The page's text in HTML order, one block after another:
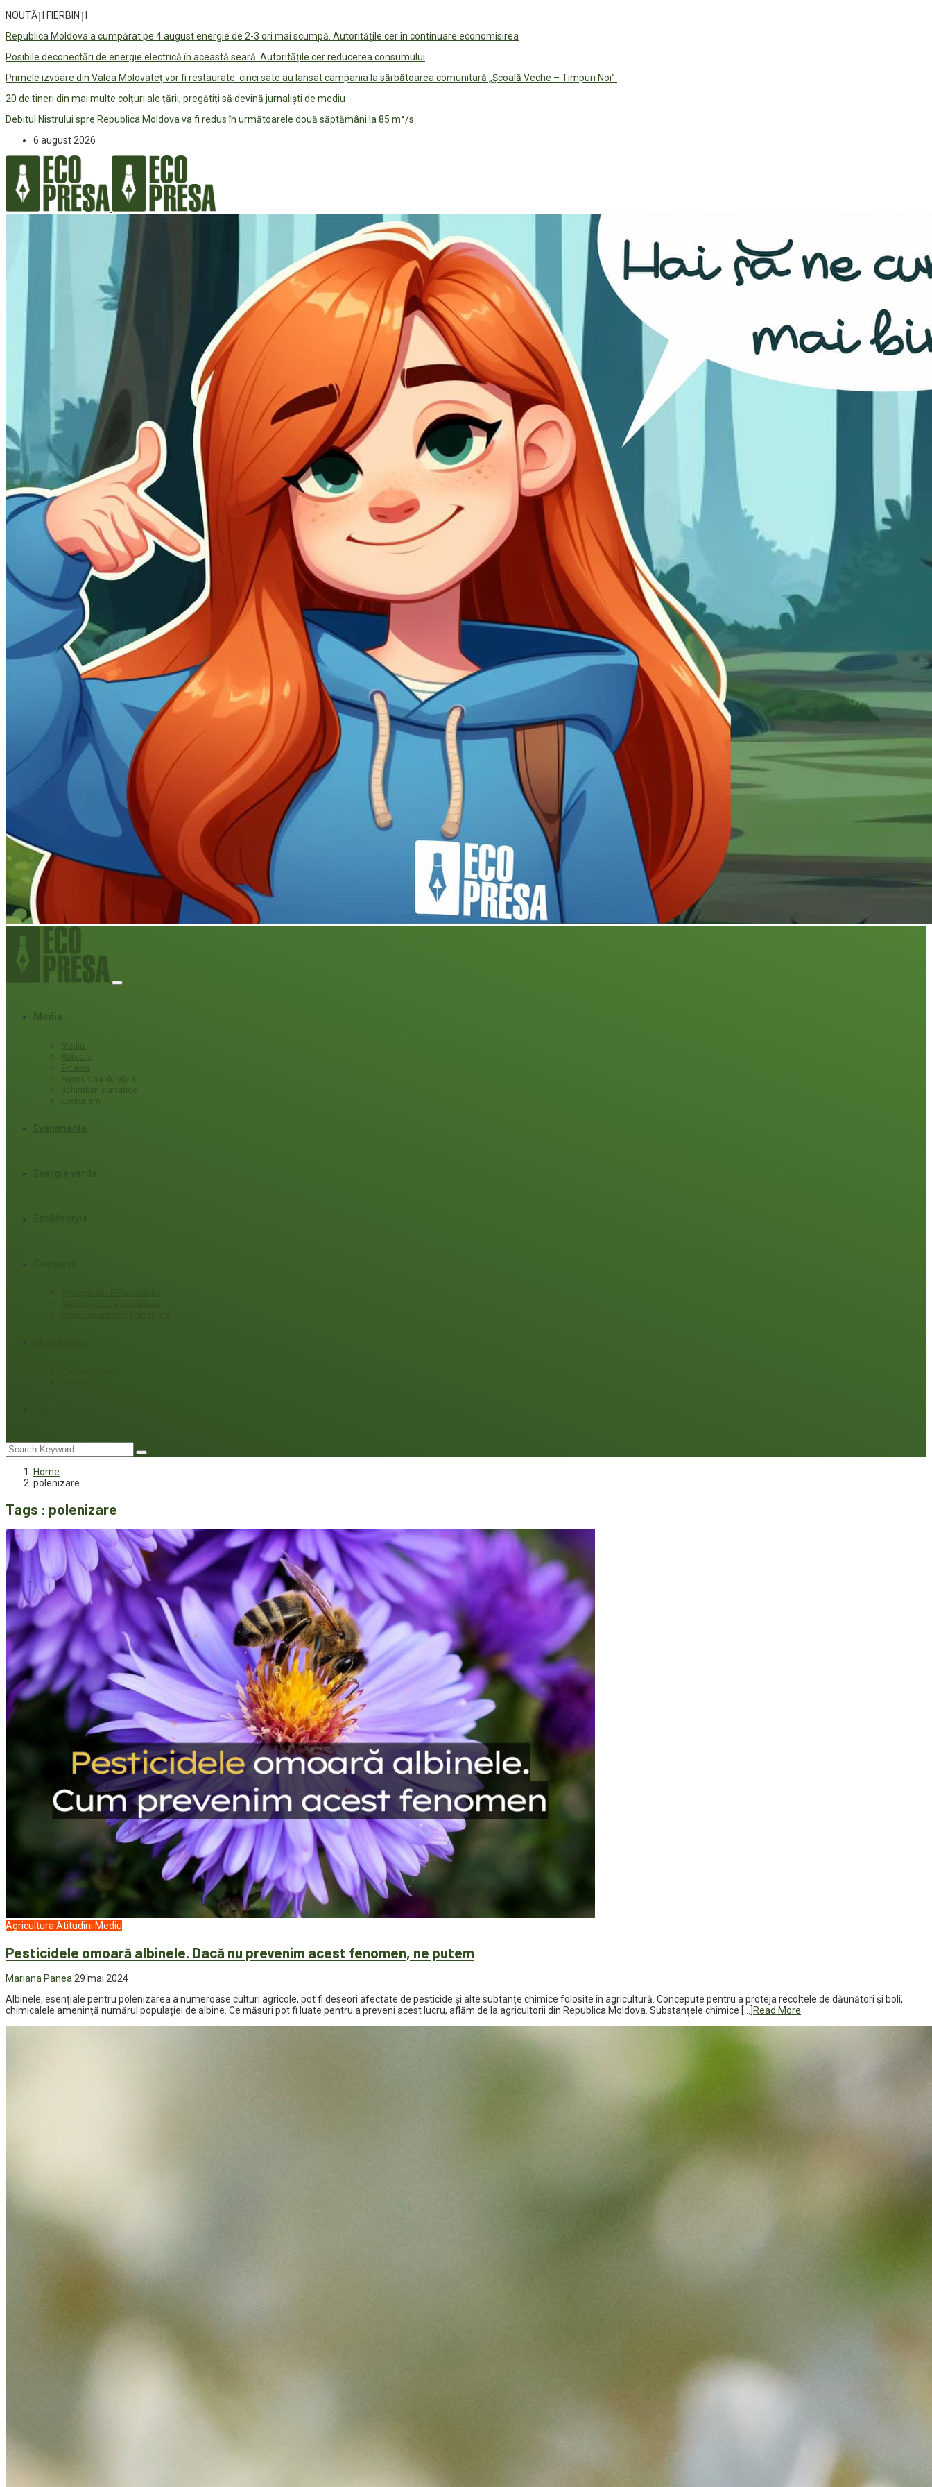
NOUTĂȚI FIERBINȚI
Republica Moldova a cumpărat pe 4 august energie de 2-3 ori mai scumpă. Autoritățile cer în continuare economisirea
Posibile deconectări de energie electrică în această seară. Autoritățile cer reducerea consumului
Primele izvoare din Valea Molovateț vor fi restaurate: cinci sate au lansat campania la sărbătoarea comunitară „Școală Veche – Timpuri Noi”
20 de tineri din mai multe colțuri ale țării, pregătiți să devină jurnaliști de mediu
Debitul Nistrului spre Republica Moldova va fi redus în următoarele două săptămâni la 85 m³/s
6 august 2026
Mediu
Mediu
Atitudini
Externe
Agricultura durabila
Schimbari climatice
Ecoturism
Home
polenizare
Tags : polenizare
AgriculturaAtitudini Mediu
Pesticidele omoară albinele. Dacă nu prevenim acest fenomen, ne putem
Mariana Panea29 mai 2024
Albinele, esențiale pentru polenizarea a numeroase culturi agricole, pot fi deseori afectate de pesticide și alte subtanțe chimice folosite în agricultură. Concepute pentru a proteja recoltele de dăunători și boli,
chimicalele amenință numărul populației de albine. Ce măsuri pot fi luate pentru a preveni acest lucru, aflăm de la agricultorii din Republica Moldova. Substanțele chimice […] Read More